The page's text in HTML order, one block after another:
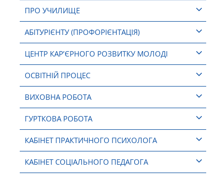
ПРО УЧИЛИЩЕ
АБІТУРІЄНТУ (ПРОФОРІЄНТАЦІЯ)
ЦЕНТР КАР’ЄРНОГО РОЗВИТКУ МОЛОДІ
ОСВІТНІЙ ПРОЦЕС
ВИХОВНА РОБОТА
ГУРТКОВА РОБОТА
КАБІНЕТ ПРАКТИЧНОГО ПСИХОЛОГА
КАБІНЕТ СОЦІАЛЬНОГО ПЕДАГОГА